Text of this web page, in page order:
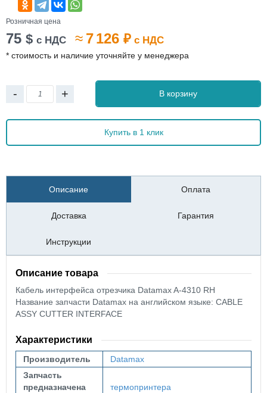
Розничная цена
75 $ с НДС ≈ 7 126 ₽ с НДС
* стоимость и наличие уточняйте у менеджера
- + В корзину
Купить в 1 клик
Описание Оплата
Доставка Гарантия
Инструкции
Описание товара
Кабель интерфейса отрезчика Datamax A-4310 RH
Название запчасти Datamax на английском языке: CABLE
ASSY CUTTER INTERFACE
Характеристики
Производитель
Datamax
Запчасть
предназначена
термопринтера